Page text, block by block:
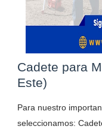
Cadete para
Este)
Para nuestro
seleccionamos: